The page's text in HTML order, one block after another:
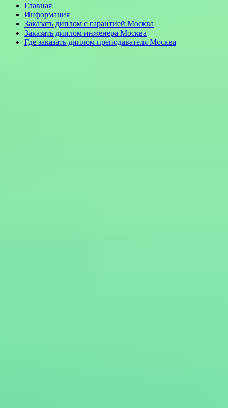
Главная
Информация
Заказать диплом с гарантией Москва
Заказать диплом инженера Москва
Где заказать диплом преподавателя Москва